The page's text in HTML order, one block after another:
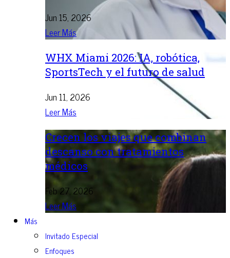
Jun 15, 2026
Leer Más
WHX Miami 2026: IA, robótica,
SportsTech y el futuro de salud
Jun 11, 2026
Leer Más
Crecen los viajes que combinan
descanso con tratamientos
médicos
Feb 27, 2026
Leer Más
Más
Invitado Especial
Enfoques